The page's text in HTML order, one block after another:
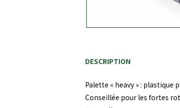
DESCRIPTION
Palette « heavy » : plastique
Conseillée pour les fortes